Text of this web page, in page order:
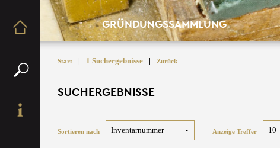
GRÜNDUNGSSAMMLUNG
Start | 1 Suchergebnisse | Zurück
SUCHERGEBNISSE
Sortieren nach Anzeige Treffer